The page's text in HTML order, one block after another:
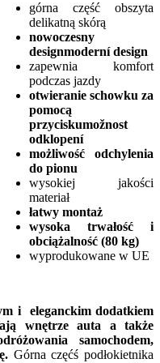
górna część obszyta
delikatną skórą
nowoczesny
designmoderní design
zapewnia komfort
podczas jazdy
otwieranie schowku za
pomocą
przyciskumožnost
odklopení
możliwość odchylenia
do pionu
wysokiej jakości
materiał
łatwy montaż
wysoka trwałość i
obciążalność (80 kg)
wyprodukowane w UE
i eleganckim dodatkiem
wnętrze auta a także
samochodem,
Górna częćś podłokietnika